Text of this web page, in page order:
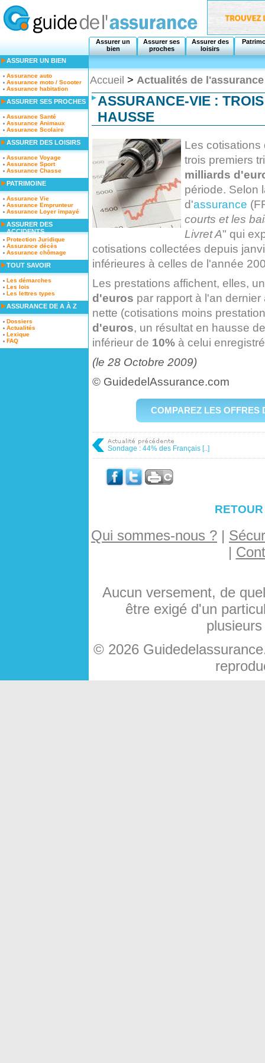
Assurer un
bien
Assurer ses
proches
Assurer des
loisirs
Accueil > Actualités de l'assurance
ASSURANCE-VIE :
HAUSSE
Les cotisations
trois premiers
milliards
période. Selon
d'assurance
courts et les
Livret A" qui
cotisations collectées depuis
inférieures à celles de l'année
Les prestations affichent, elles,
d'euros par rapport à l'an
nette (cotisations moins
d'euros, un résultat en hausse
inférieur de 10% à celui
(le 28 Octobre 2009)
© GuidedelAssurance.com
COMPAREZ LES OFFRES
Sondage : 44% des Français [..]
ASSURER UN BIEN
Assurance auto
Assurance moto / Scooter
Assurance habitation
ASSURER SES PROCHES
Assurance Santé
Assurance Animaux
Assurance Scolaire
ASSURER DES LOISIRS
Assurance Voyage
Assurance Sport
Assurance Chasse
PATRIMOINE
Assurance Vie
Assurance Emprunteur
Assurance Loyer impayé
ASSURER DES
ACCIDENTS
Protection Juridique
Assurance décès
Assurance chômage
TOUT SAVOIR
Les démarches
Les lois
Les lettres types
ASSURANCE DE A À Z
Dossiers
Actualités
Lexique
FAQ
Qui sommes-nous ? |
|
Aucun versement, de
être exigé d'un
© 2026